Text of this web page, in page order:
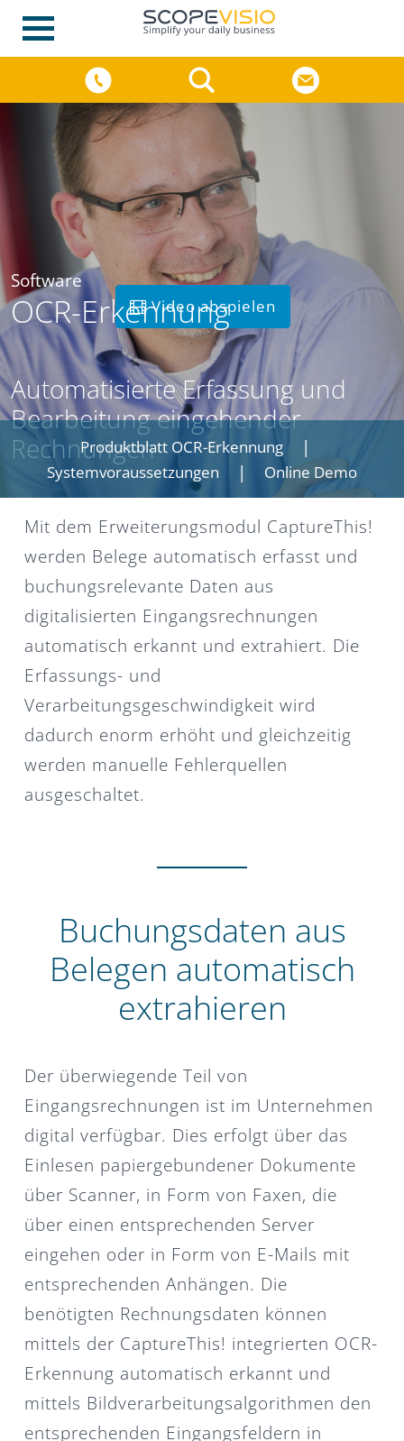
Video abspielen
Software
OCR-Erkennung
Automatisierte Erfassung und
Bearbeitung eingehender
Rechnungen
Produktblatt OCR-Erkennung
Systemvoraussetzungen
Online Demo
Mit dem Erweiterungsmodul CaptureThis!
werden Belege automatisch erfasst und
buchungsrelevante Daten aus
digitalisierten Eingangsrechnungen
automatisch erkannt und extrahiert. Die
Erfassungs- und
Verarbeitungsgeschwindigkeit wird
dadurch enorm erhöht und gleichzeitig
werden manuelle Fehlerquellen
ausgeschaltet.
Buchungsdaten aus
Belegen automatisch
extrahieren
Der überwiegende Teil von
Eingangsrechnungen ist im Unternehmen
digital verfügbar. Dies erfolgt über das
Einlesen papiergebundener Dokumente
über Scanner, in Form von Faxen, die
über einen entsprechenden Server
eingehen oder in Form von E-Mails mit
entsprechenden Anhängen. Die
benötigten Rechnungsdaten können
mittels der CaptureThis! integrierten OCR-
Erkennung automatisch erkannt und
mittels Bildverarbeitungsalgorithmen den
entsprechenden Eingangsfeldern in